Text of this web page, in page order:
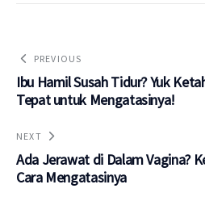
PREVIOUS
Ibu Hamil Susah Tidur? Yuk
Tepat untuk Mengatasinya!
NEXT
Ada Jerawat di Dalam Vagina?
Cara Mengatasinya